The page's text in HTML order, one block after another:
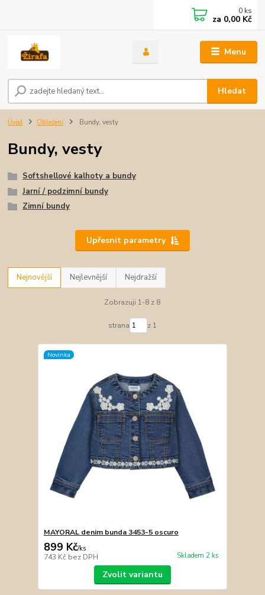
Menu
Hledat
0 ks
za 0,00 Kč
Úvod Oblečení Bundy, vesty
Bundy, vesty
Softshellové kalhoty a bundy
Jarní / podzimní bundy
Zimní bundy
Upřesnit parametry
Nejnovější Nejlevnější Nejdražší
Zobrazuji 1-8 z 8
strana z 1
Novinka
MAYORAL denim bunda 3453-5 oscuro
899 Kč/ks
743 Kč bez DPH Skladem 2 ks
Zvolit variantu